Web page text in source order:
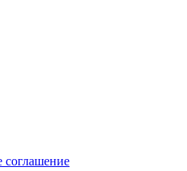
соглашение